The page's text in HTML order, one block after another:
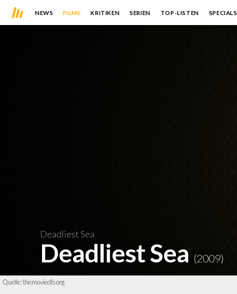
NEWS FILME KRITIKEN SERIEN TOP-LISTEN SPECIALS
Deadliest Sea
Deadliest Sea (2009)
Quelle:themoviedb.org